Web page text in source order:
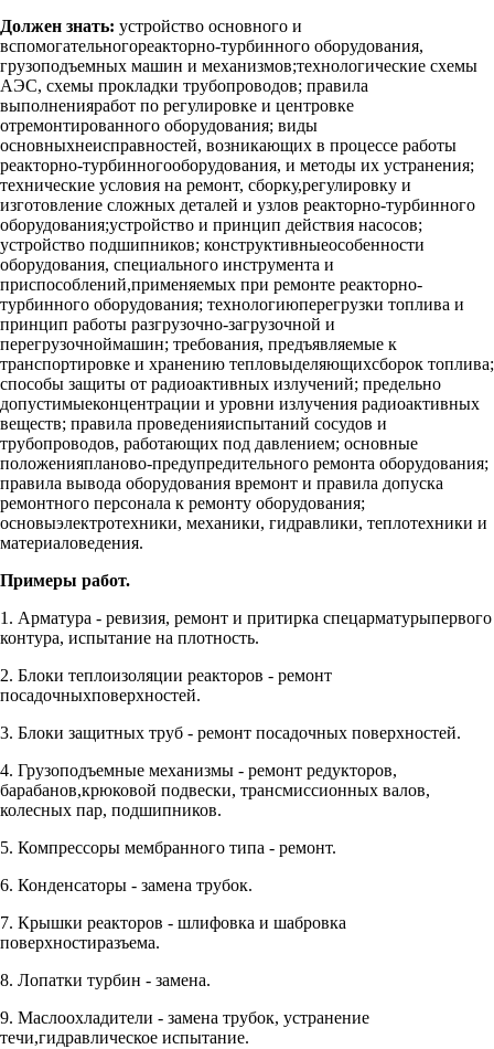
Должен знать: устройство основного и
вспомогательногореакторно-турбинного оборудования,
грузоподъемных машин и механизмов;технологические схемы
АЭС, схемы прокладки трубопроводов; правила
выполненияработ по регулировке и центровке
отремонтированного оборудования; виды
основныхнеисправностей, возникающих в процессе работы
реакторно-турбинногооборудования, и методы их устранения;
технические условия на ремонт, сборку,регулировку и
изготовление сложных деталей и узлов реакторно-турбинного
оборудования;устройство и принцип действия насосов;
устройство подшипников; конструктивныеособенности
оборудования, специального инструмента и
приспособлений,применяемых при ремонте реакторно-
турбинного оборудования; технологиюперегрузки топлива и
принцип работы разгрузочно-загрузочной и
перегрузочноймашин; требования, предъявляемые к
транспортировке и хранению тепловыделяющихсборок топлива;
способы защиты от радиоактивных излучений; предельно
допустимыеконцентрации и уровни излучения радиоактивных
веществ; правила проведенияиспытаний сосудов и
трубопроводов, работающих под давлением; основные
положенияпланово-предупредительного ремонта оборудования;
правила вывода оборудования времонт и правила допуска
ремонтного персонала к ремонту оборудования;
основыэлектротехники, механики, гидравлики, теплотехники и
материаловедения.
Примеры работ.
1. Арматура - ревизия, ремонт и притирка спецарматурыпервого
контура, испытание на плотность.
2. Блоки теплоизоляции реакторов - ремонт
посадочныхповерхностей.
3. Блоки защитных труб - ремонт посадочных поверхностей.
4. Грузоподъемные механизмы - ремонт редукторов,
барабанов,крюковой подвески, трансмиссионных валов,
колесных пар, подшипников.
5. Компрессоры мембранного типа - ремонт.
6. Конденсаторы - замена трубок.
7. Крышки реакторов - шлифовка и шабровка
поверхностиразъема.
8. Лопатки турбин - замена.
9. Маслоохладители - замена трубок, устранение
течи,гидравлическое испытание.